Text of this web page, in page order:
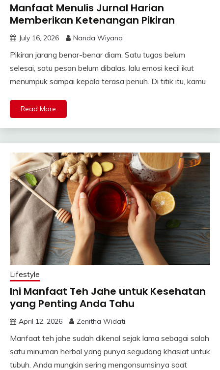
Manfaat Menulis Jurnal Harian
Memberikan Ketenangan Pikiran
July 16, 2026 Nanda Wiyana
Pikiran jarang benar-benar diam. Satu tugas belum
selesai, satu pesan belum dibalas, lalu emosi kecil ikut
menumpuk sampai kepala terasa penuh. Di titik itu, kamu
Read More
Lifestyle
Ini Manfaat Teh Jahe untuk Kesehatan
yang Penting Anda Tahu
April 12, 2026 Zenitha Widati
Manfaat teh jahe sudah dikenal sejak lama sebagai salah
satu minuman herbal yang punya segudang khasiat untuk
tubuh. Anda mungkin sering mengonsumsinya saat